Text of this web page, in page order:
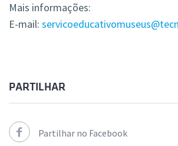
Mais informações:
E-mail:
PARTILHAR
Partilhar no Facebook